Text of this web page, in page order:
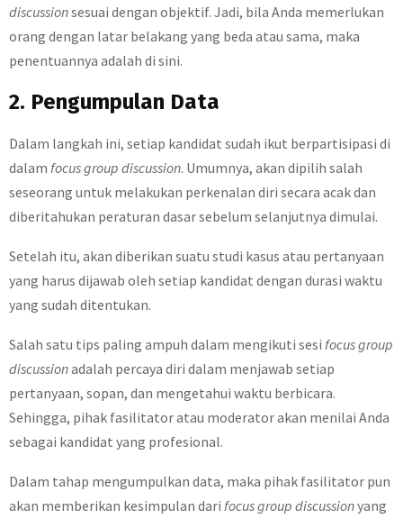
discussionsesuai dengan objektif. Jadi, bila Anda memerlukan
orang dengan latar belakang yang beda atau sama, maka
penentuannya adalah di sini.
2. Pengumpulan Data
Dalam langkah ini, setiap kandidat sudah ikut berpartisipasi di
dalam focus group discussion. Umumnya, akan dipilih salah
seseorang untuk melakukan perkenalan diri secara acak dan
diberitahukan peraturan dasar sebelum selanjutnya dimulai.
Setelah itu, akan diberikan suatu studi kasus atau pertanyaan
yang harus dijawab oleh setiap kandidat dengan durasi waktu
yang sudah ditentukan.
Salah satu tips paling ampuh dalam mengikuti sesi focus group
discussionadalah percaya diri dalam menjawab setiap
pertanyaan, sopan, dan mengetahui waktu berbicara.
Sehingga, pihak fasilitator atau moderator akan menilai Anda
sebagai kandidat yang profesional.
Dalam tahap mengumpulkan data, maka pihak fasilitator pun
akan memberikan kesimpulan dari focus group discussionyang